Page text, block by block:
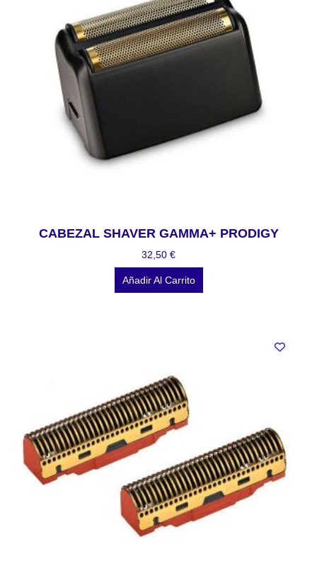
CABEZAL SHAVER GAMMA+ PRODIGY
32,50 €
Añadir Al Carrito